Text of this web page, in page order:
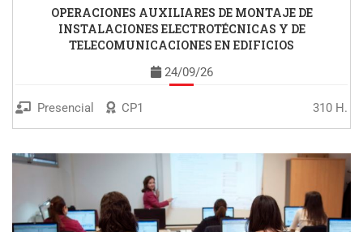
OPERACIONES AUXILIARES DE MONTAJE DE
INSTALACIONES ELECTROTÉCNICAS Y DE
TELECOMUNICACIONES EN EDIFICIOS
24/09/26
Presencial CP1 310 H.